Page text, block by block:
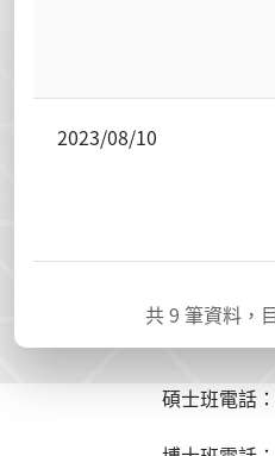
2023/08/10
共9 筆資料，
碩士班電話